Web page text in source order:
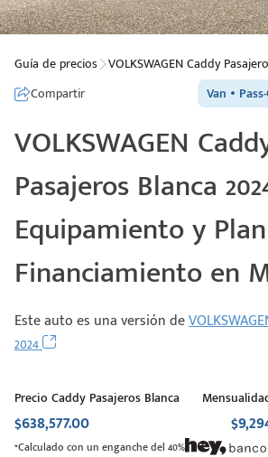
Guía de precios VOLKSWAGEN Caddy
Compartir
Van
VOLKSWAGEN
Pasajeros Blanca
Equipamiento y
Financiamiento en
Este auto es una versión de
2024
Precio Caddy Pasajeros Blanca
$638,577.00
*Calculado con un enganche del 40%